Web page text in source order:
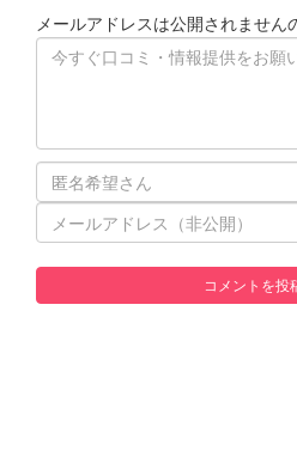
メールアドレスは公開されません